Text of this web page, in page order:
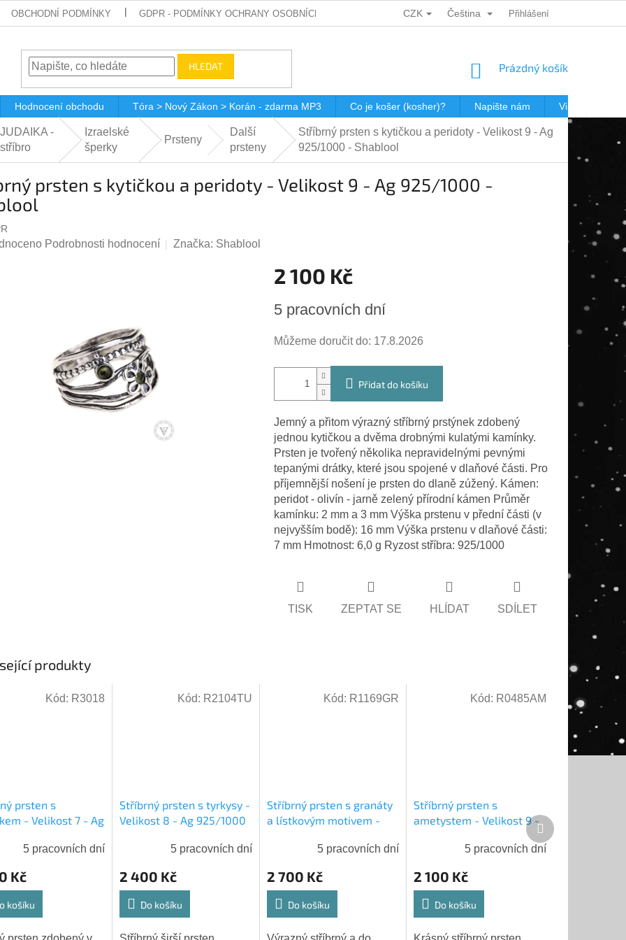
OBCHODNÍ PODMÍNKY GDPR - PODMÍNKY OCHRANY OSOBNÍCH ÚDAJŮ DÁRKOVÉ KUPONY POŠTOVNÉ V JEWISHOP
CZK Čeština Přihlášení
HLEDAT
NÁKUPNÍ
Prázdný košík
Hodnocení obchodu Tóra > Nový Zákon > Korán - zdarma MP3 Co je košer (kosher)? Napište nám Virtualní
JUDAIKA -
stříbro
Izraelské
šperky
Prsteny
Další
prsteny
Stříbrný prsten s kytičkou a peridoty - Velikost 9 - Ag
925/1000 - Shablool
prsten s kytičkou a peridoty - Velikost 9 - Ag 925/1000 -
Podrobnosti hodnocení Značka: Shablool
2 100 Kč
cena:
5 pracovních dní
Můžeme doručit do: 17.8.2026
Přidat do košíku
Jemný a přitom výrazný stříbrný prstýnek zdobený
jednou kytičkou a dvěma drobnými kulatými kamínky.
Prsten je tvořený několika nepravidelnými pevnými
tepanými drátky, které jsou spojené v dlaňové části. Pro
příjemnější nošení je prsten do dlaně zúžený. Kámen:
peridot - olivín - jarně zelený přírodní kámen Průměr
kamínku: 2 mm a 3 mm Výška prstenu v přední části (v
nejvyšším bodě): 16 mm Výška prstenu v dlaňové části:
7 mm Hmotnost: 6,0 g Ryzost stříbra: 925/1000
TISK ZEPTAT SE HLÍDAT SDÍLET
produkty
prsten s
- Velikost 7 - Ag
5 pracovních dní
Kč
košíku
Kód: R3018
Stříbrný prsten s tyrkysy -
Velikost 8 - Ag 925/1000
5 pracovních dní
2 400 Kč
Do košíku
Kód: R2104TU
Stříbrný prsten s granáty
a lístkovým motivem -
- Shablool5 pracovních dní
2 700 Kč
Do košíku
Kód: R1169GR
Stříbrný prsten s
ametystem - Velikost 9 -
Ag 925/1000 - Shablool
5 pracovních dní
2 100 Kč
Do košíku
Kód: R0485AM
Další
produkt